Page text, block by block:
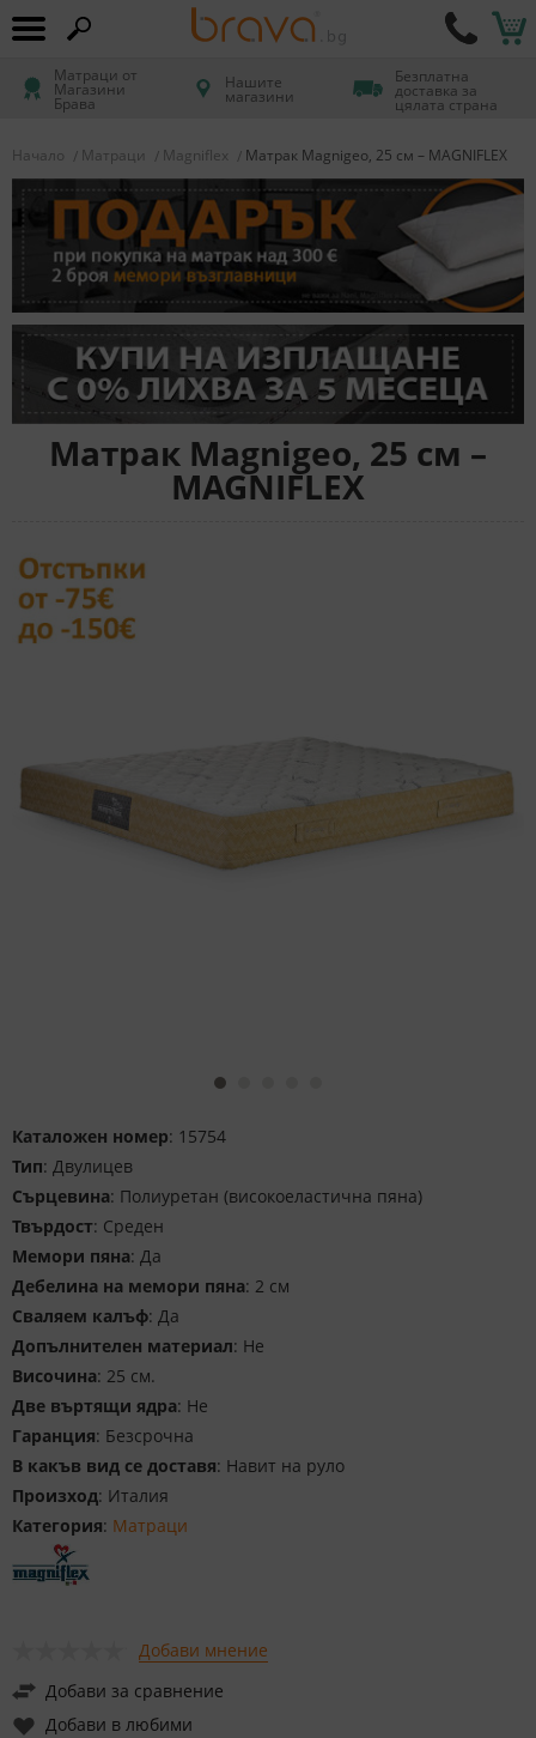
Матраци от
Магазини
Брава
Нашите
магазини
Безплатна
доставка за
цялата страна
Начало Матраци Magniflex Матрак Magnigeo, 25 см – MAGNIFLEX
Матрак Magnigeo, 25 см –
MAGNIFLEX
Каталожен номер: 15754
Тип: Двулицев
Сърцевина: Полиуретан (високоеластична пяна)
Твърдост: Среден
Мемори пяна: Да
Дебелина на мемори пяна: 2 см
Сваляем калъф: Да
Допълнителен материал: Не
Височина: 25 см.
Две въртящи ядра: Не
Гаранция: Безсрочна
В какъв вид се доставя: Навит на руло
Произход: Италия
Категория: Матраци
Добави мнение
Добави за сравнение
Добави в любими